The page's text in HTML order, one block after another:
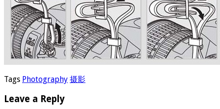
Tags Photography 摄影
Leave a Reply